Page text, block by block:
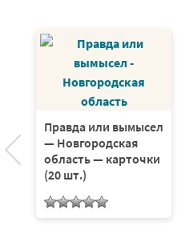
Правда или вымысел
— Новгородская
область — карточки
(20 шт.)